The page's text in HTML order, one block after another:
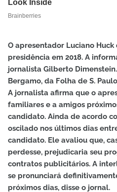
O apresentador Luciano
presidência em 2018. A
jornalista Gilberto
Bergamo, da Folha de S.
A jornalista afirma que o
familiares e a amigos
candidato. Ainda de acordo
oscilado nos últimos dias
candidato. Ele avaliou que,
perdesse, prejudicaria seu
contratos publicitários. A
se pronunciará
próximos dias, disse o jornal.